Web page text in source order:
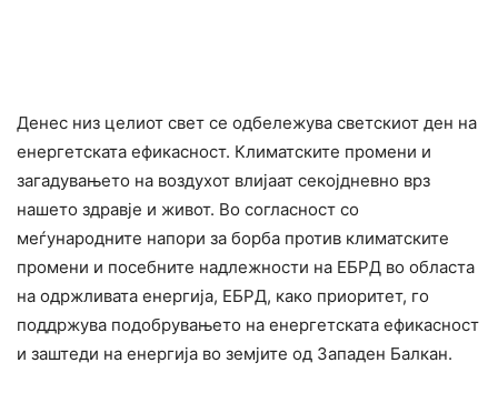
Денес низ целиот свет се одбележува светскиот ден на
енергетската ефикасност. Климатските промени и
загадувањето на воздухот влијаат секојдневно врз
нашето здравје и живот. Во согласност со
меѓународните напори за борба против климатските
промени и посебните надлежности на ЕБРД во областа
на одржливата енергија, ЕБРД, како приоритет, го
поддржува подобрувањето на енергетската ефикасност
и заштеди на енергија во земјите од Западен Балкан.